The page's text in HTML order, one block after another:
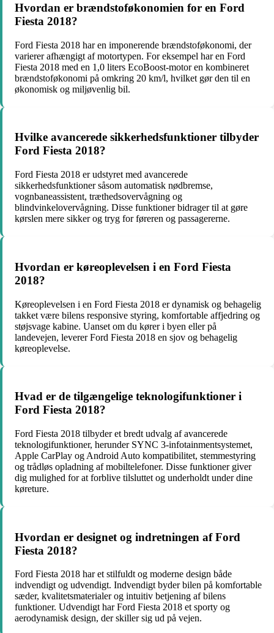
Hvordan er brændstoføkonomien for en Ford
Fiesta 2018?
Ford Fiesta 2018 har en imponerende brændstoføkonomi, der
varierer afhængigt af motortypen. For eksempel har en Ford
Fiesta 2018 med en 1,0 liters EcoBoost-motor en kombineret
brændstoføkonomi på omkring 20 km/l, hvilket gør den til en
økonomisk og miljøvenlig bil.
Hvilke avancerede sikkerhedsfunktioner tilbyder
Ford Fiesta 2018?
Ford Fiesta 2018 er udstyret med avancerede
sikkerhedsfunktioner såsom automatisk nødbremse,
vognbaneassistent, træthedsovervågning og
blindvinkelovervågning. Disse funktioner bidrager til at gøre
kørslen mere sikker og tryg for føreren og passagererne.
Hvordan er køreoplevelsen i en Ford Fiesta
2018?
Køreoplevelsen i en Ford Fiesta 2018 er dynamisk og behagelig
takket være bilens responsive styring, komfortable affjedring og
støjsvage kabine. Uanset om du kører i byen eller på
landevejen, leverer Ford Fiesta 2018 en sjov og behagelig
køreoplevelse.
Hvad er de tilgængelige teknologifunktioner i
Ford Fiesta 2018?
Ford Fiesta 2018 tilbyder et bredt udvalg af avancerede
teknologifunktioner, herunder SYNC 3-infotainmentsystemet,
Apple CarPlay og Android Auto kompatibilitet, stemmestyring
og trådløs opladning af mobiltelefoner. Disse funktioner giver
dig mulighed for at forblive tilsluttet og underholdt under dine
køreture.
Hvordan er designet og indretningen af Ford
Fiesta 2018?
Ford Fiesta 2018 har et stilfuldt og moderne design både
indvendigt og udvendigt. Indvendigt byder bilen på komfortable
sæder, kvalitetsmaterialer og intuitiv betjening af bilens
funktioner. Udvendigt har Ford Fiesta 2018 et sporty og
aerodynamisk design, der skiller sig ud på vejen.